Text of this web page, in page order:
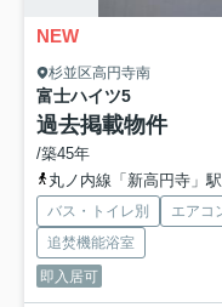
NEW
杉並区高円寺南
富士ハイツ5
過去掲載物件
/築45年
丸ノ内線「新高円寺」
バス・トイレ別 エアコ
追焚機能浴室
即入居可